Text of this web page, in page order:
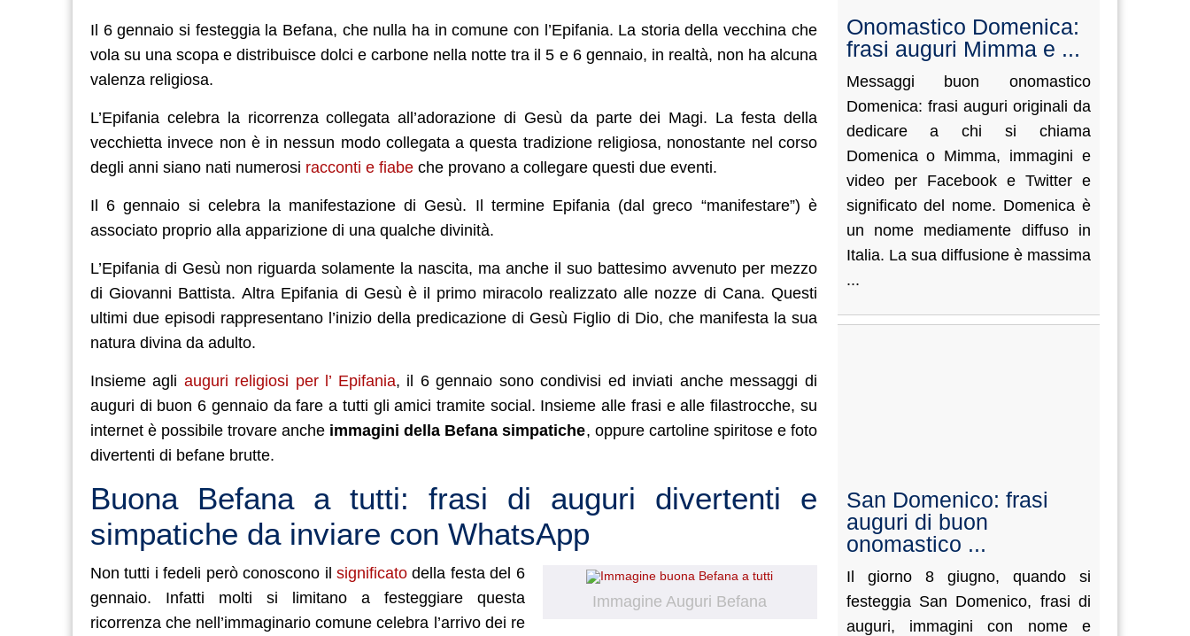
Il 6 gennaio si festeggia la Befana, che nulla ha in comune con l’Epifania. La storia della vecchina che
vola su una scopa e distribuisce dolci e carbone nella notte tra il 5 e 6 gennaio, in realtà, non ha alcuna
valenza religiosa.
L’Epifania celebra la ricorrenza collegata all’adorazione di Gesù da parte dei Magi. La festa della
vecchietta invece non è in nessun modo collegata a questa tradizione religiosa, nonostante nel corso
degli anni siano nati numerosi racconti e fiabe che provano a collegare questi due eventi.
Il 6 gennaio si celebra la manifestazione di Gesù. Il termine Epifania (dal greco “manifestare”) è
associato proprio alla apparizione di una qualche divinità.
L’Epifania di Gesù non riguarda solamente la nascita, ma anche il suo battesimo avvenuto per mezzo
di Giovanni Battista. Altra Epifania di Gesù è il primo miracolo realizzato alle nozze di Cana. Questi
ultimi due episodi rappresentano l’inizio della predicazione di Gesù Figlio di Dio, che manifesta la sua
natura divina da adulto.
Insieme agli auguri religiosi per l’ Epifania, il 6 gennaio sono condivisi ed inviati anche messaggi di
auguri di buon 6 gennaio da fare a tutti gli amici tramite social. Insieme alle frasi e alle filastrocche, su
internet è possibile trovare anche immagini della Befana simpatiche, oppure cartoline spiritose e foto
divertenti di befane brutte.
Buona Befana a tutti: frasi di auguri divertenti e
simpatiche da inviare con WhatsApp
Immagine Auguri Befana
Non tutti i fedeli però conoscono ilsignificato della festa del 6
gennaio. Infatti molti si limitano a festeggiare questa
ricorrenza che nell’immaginario comune celebra l’arrivo dei re
Onomastico Domenica:
frasi auguri Mimma e ...
Messaggi buon onomastico
Domenica: frasi auguri originali da
dedicare a chi si chiama
Domenica o Mimma, immagini e
video per Facebook e Twitter e
significato del nome. Domenica è
un nome mediamente diffuso in
Italia. La sua diffusione è massima
...
San Domenico: frasi
auguri di buon
onomastico ...
Il giorno 8 giugno, quando si
festeggia San Domenico, frasi di
auguri, immagini con nome e